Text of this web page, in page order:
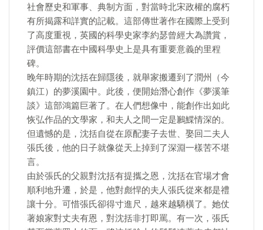
社會歷史和軍事、典制方面，對當時北宋政權的腐朽
有所揭露和詳實的記載。這部傳世著作在國際上受到
了高度重視，英國的科學史家李約瑟曾經大為讚賞，
評價這部書在中國科學史上是具有重要意義的里程
碑。
晚年時期的沈括在歸隱後，就舉家搬遷到了潤州（今
鎮江）的夢溪園中。此後，便開始潛心創作《夢溪筆
談》這部鴻篇巨著了。在人們想像中，能創作出如此
恢弘作品的文學家，和夫人之間一定是鶼鰈情深的。
但遺憾的是，沈括自從在原配妻子去世、娶回二夫人
張氏後，他的日子就像從天上掉到了深淵一樣苦不堪
言。
由於張氏的父親對沈括有提攜之恩，沈括在官場才會
順利地升遷，於是，他對彪悍的夫人張氏從來都是禮
讓十分。可惜張氏卻得寸進尺，越來越驕橫了。她仗
著娘家對丈夫有恩，對沈括非打即罵。有一次，張氏